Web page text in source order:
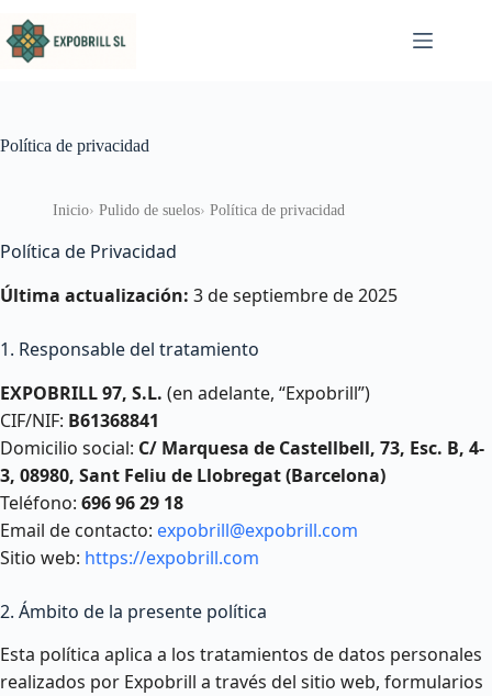
Política de privacidad
Inicio Pulido de suelos Política de privacidad
Política de Privacidad
Última actualización: 3 de septiembre de 2025
1. Responsable del tratamiento
EXPOBRILL 97, S.L. (en adelante, “Expobrill”)
CIF/NIF: B61368841
Domicilio social: C/ Marquesa de Castellbell, 73, Esc. B, 4-
3, 08980, Sant Feliu de Llobregat (Barcelona)
Teléfono: 696 96 29 18
Email de contacto: expobrill@expobrill.com
Sitio web: https://expobrill.com
2. Ámbito de la presente política
Esta política aplica a los tratamientos de datos personales
realizados por Expobrill a través del sitio web, formularios